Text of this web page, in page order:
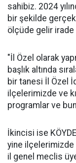
sahibiz. 2024
bir şekilde
ölçüde gelir
"İl Özel olarak
başlık altında
bir tanesi İl Özel
ilçelerimizde ve
programlar ve
İkincisi ise
yine ilçelerimizde
il genel meclis